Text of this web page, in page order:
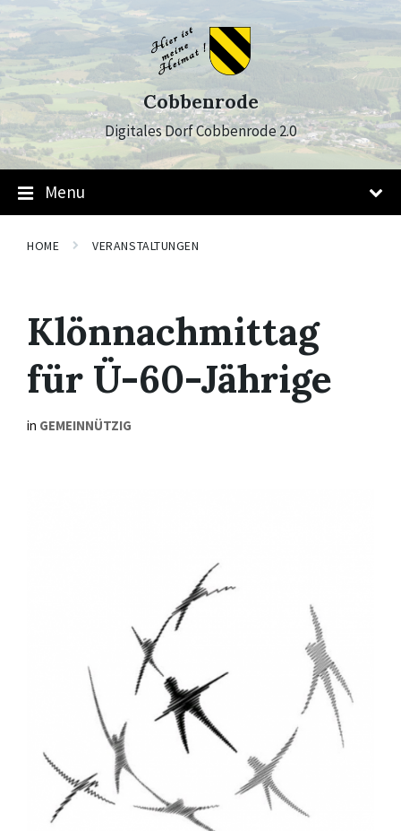
Skip
to
content
Skip
to
main
navigation
Skip
to
footer
Cobbenrode
Digitales Dorf Cobbenrode 2.0
Menu
HOME VERANSTALTUNGEN
Klönnachmittag
für Ü-60-Jährige
in GEMEINNÜTZIG